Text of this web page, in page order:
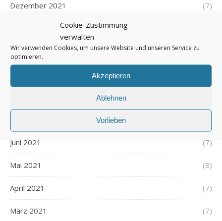
Cookie-Zustimmung
verwalten
Wir verwenden Cookies, um unsere Website und unseren Service zu
optimieren.
Akzeptieren
Ablehnen
Vorlieben
Dezember 2021 (7)
November 2021
Oktober 2021
Juni 2021 (7)
Mai 2021 (8)
April 2021 (7)
März 2021 (7)